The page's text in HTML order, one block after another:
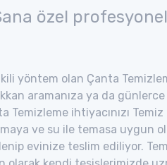
özel
yöntem olan Çanta
aramanıza ya da
Temizleme ihtiyacınızı
ve su ile temasa uygun
evinize teslim ediliyor.